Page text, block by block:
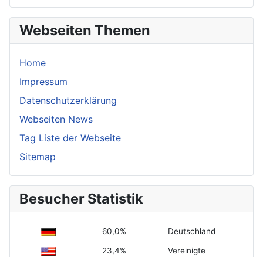
Webseiten Themen
Home
Impressum
Datenschutzerklärung
Webseiten News
Tag Liste der Webseite
Sitemap
Besucher Statistik
60,0% Deutschland
23,4%
Vereinigte